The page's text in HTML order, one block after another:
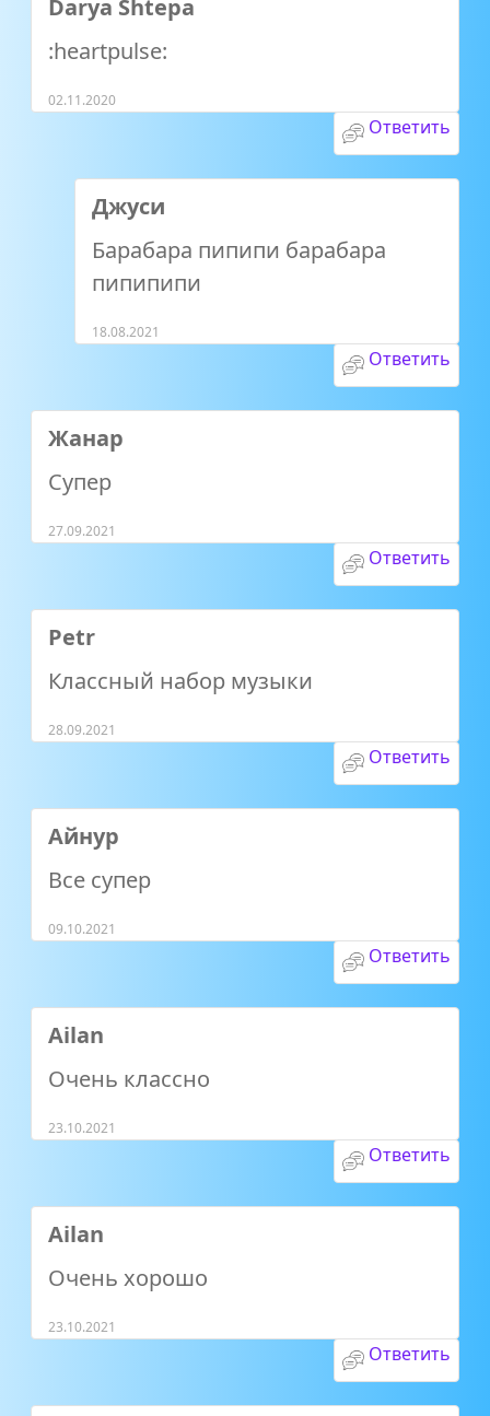
Darya Shtepa
:heartpulse:
02.11.2020
Ответить
Джуси
Барабара пипипи барабара
пипипипи
18.08.2021
Ответить
Жанар
Супер
27.09.2021
Ответить
Petr
Классный набор музыки
28.09.2021
Ответить
Айнур
Все супер
09.10.2021
Ответить
Ailan
Очень классно
23.10.2021
Ответить
Ailan
Очень хорошо
23.10.2021
Ответить